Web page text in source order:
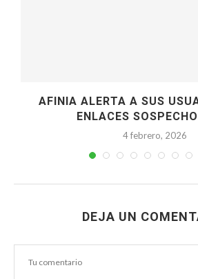
AFINIA ALERTA A SUS
ENLACES
4 febrero, 2026
DEJA UN